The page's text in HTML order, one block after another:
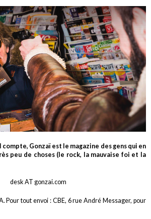
Gonzaï est le magazine des gens qui en
peu de choses (le rock, la mauvaise foi et la
desk AT gonzai.com
Pour tout envoi : CBE, 6 rue André Messager, pour